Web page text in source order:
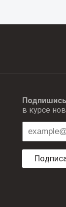
Подпишись
в курсе